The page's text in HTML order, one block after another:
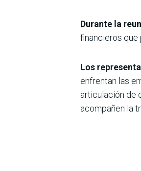
Durante la
financieros
Los
enfrentan las
articulación de
acompañen la